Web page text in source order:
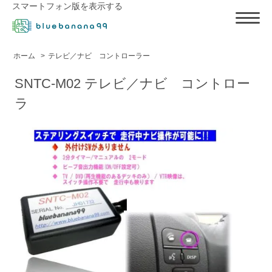
スマートフォン版を表示する
ホーム > テレビ／ナビ コントローラー
SNTC-M02 テレビ／ナビ コントロー
ラ